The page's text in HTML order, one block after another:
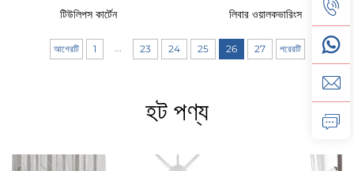
টিউলিপস কার্টেন লিবার ওয়ালকভারিংস
আগেরটি 1 ... 23 24 25 26 27 পরেরটি
হট পণ্য